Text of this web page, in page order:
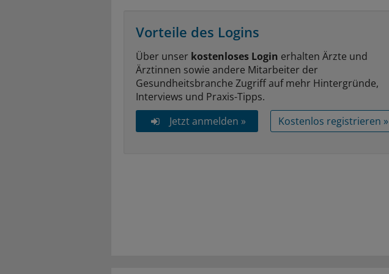
Vorteile des Logins
Über unser kostenloses Login erhalten Ärzte und
Ärztinnen sowie andere Mitarbeiter der
Gesundheitsbranche Zugriff auf mehr Hintergründe,
Interviews und Praxis-Tipps.
Jetzt anmelden »
Kostenlos registrieren »